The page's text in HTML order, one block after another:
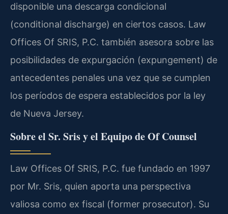
disponible una descarga condicional
(conditional discharge) en ciertos casos. Law
Offices Of SRIS, P.C. también asesora sobre las
posibilidades de expurgación (expungement) de
antecedentes penales una vez que se cumplen
los períodos de espera establecidos por la ley
de Nueva Jersey.
Sobre el Sr. Sris y el Equipo de Of Counsel
Law Offices Of SRIS, P.C. fue fundado en 1997
por Mr. Sris, quien aporta una perspectiva
valiosa como ex fiscal (former prosecutor). Su